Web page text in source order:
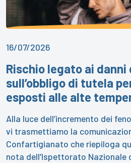
16/07/2026
Rischio legato ai
sull’obbligo di tutela
esposti alle alte
Alla luce dell’incremento dei
vi trasmettiamo la
Confartigianato che riepiloga
nota dell’Ispettorato Nazionale